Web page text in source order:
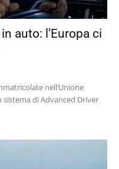
auto: l’Europa ci
nell’Unione
di Advanced Driver